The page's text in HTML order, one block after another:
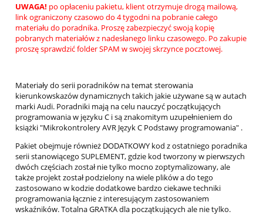
UWAGA! po opłaceniu pakietu, klient otrzymuje drogą mailową,
link ograniczony czasowo do 4 tygodni na pobranie całego
materiału do poradnika. Proszę zabezpieczyć swoją kopię
pobranych materiałów z nadesłanego linku czasowego. Po zakupie
proszę sprawdzić folder SPAM w swojej skrzynce pocztowej.
Materiały do serii poradników na temat sterowania
kierunkowskazów dynamicznych takich jakie używane są w autach
marki Audi. Poradniki mają na celu nauczyć początkujących
programowania w języku C i są znakomitym uzupełnieniem do
książki "Mikrokontrolery AVR Język C Podstawy programowania" .
Pakiet obejmuje również DODATKOWY kod z ostatniego poradnika
serii stanowiącego SUPLEMENT, gdzie kod tworzony w pierwszych
dwóch częściach został nie tylko mocno zoptymalizowany, ale
także projekt został podzielony na wiele plików a do tego
zastosowano w kodzie dodatkowe bardzo ciekawe techniki
programowania łącznie z interesującym zastosowaniem
wskaźników. Totalna GRATKA dla początkujących ale nie tylko.